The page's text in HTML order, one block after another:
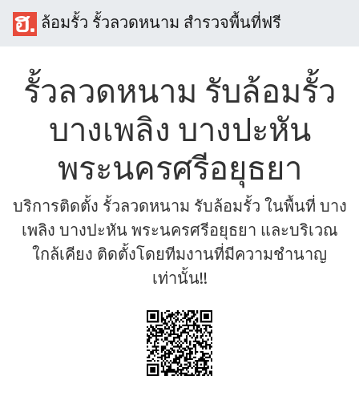
ล้อมรั้ว รั้วลวดหนาม สำรวจพื้นที่ฟรี
รั้วลวดหนาม รับล้อมรั้ว
บางเพลิง บางปะหัน
พระนครศรีอยุธยา
บริการติดตั้ง รั้วลวดหนาม รับล้อมรั้ว ในพื้นที่ บาง
เพลิง บางปะหัน พระนครศรีอยุธยา และบริเวณ
ใกล้เคียง ติดตั้งโดยทีมงานที่มีความชำนาญ
เท่านั้น!!